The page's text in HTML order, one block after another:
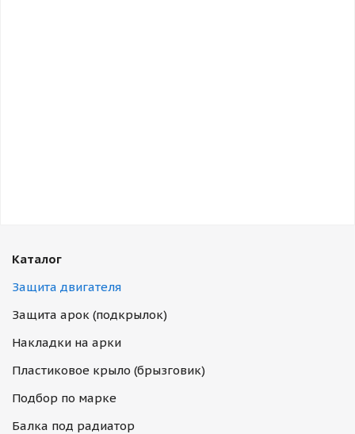
Каталог
Защита двигателя
Защита арок (подкрылок)
Накладки на арки
Пластиковое крыло (брызговик)
Подбор по марке
Балка под радиатор